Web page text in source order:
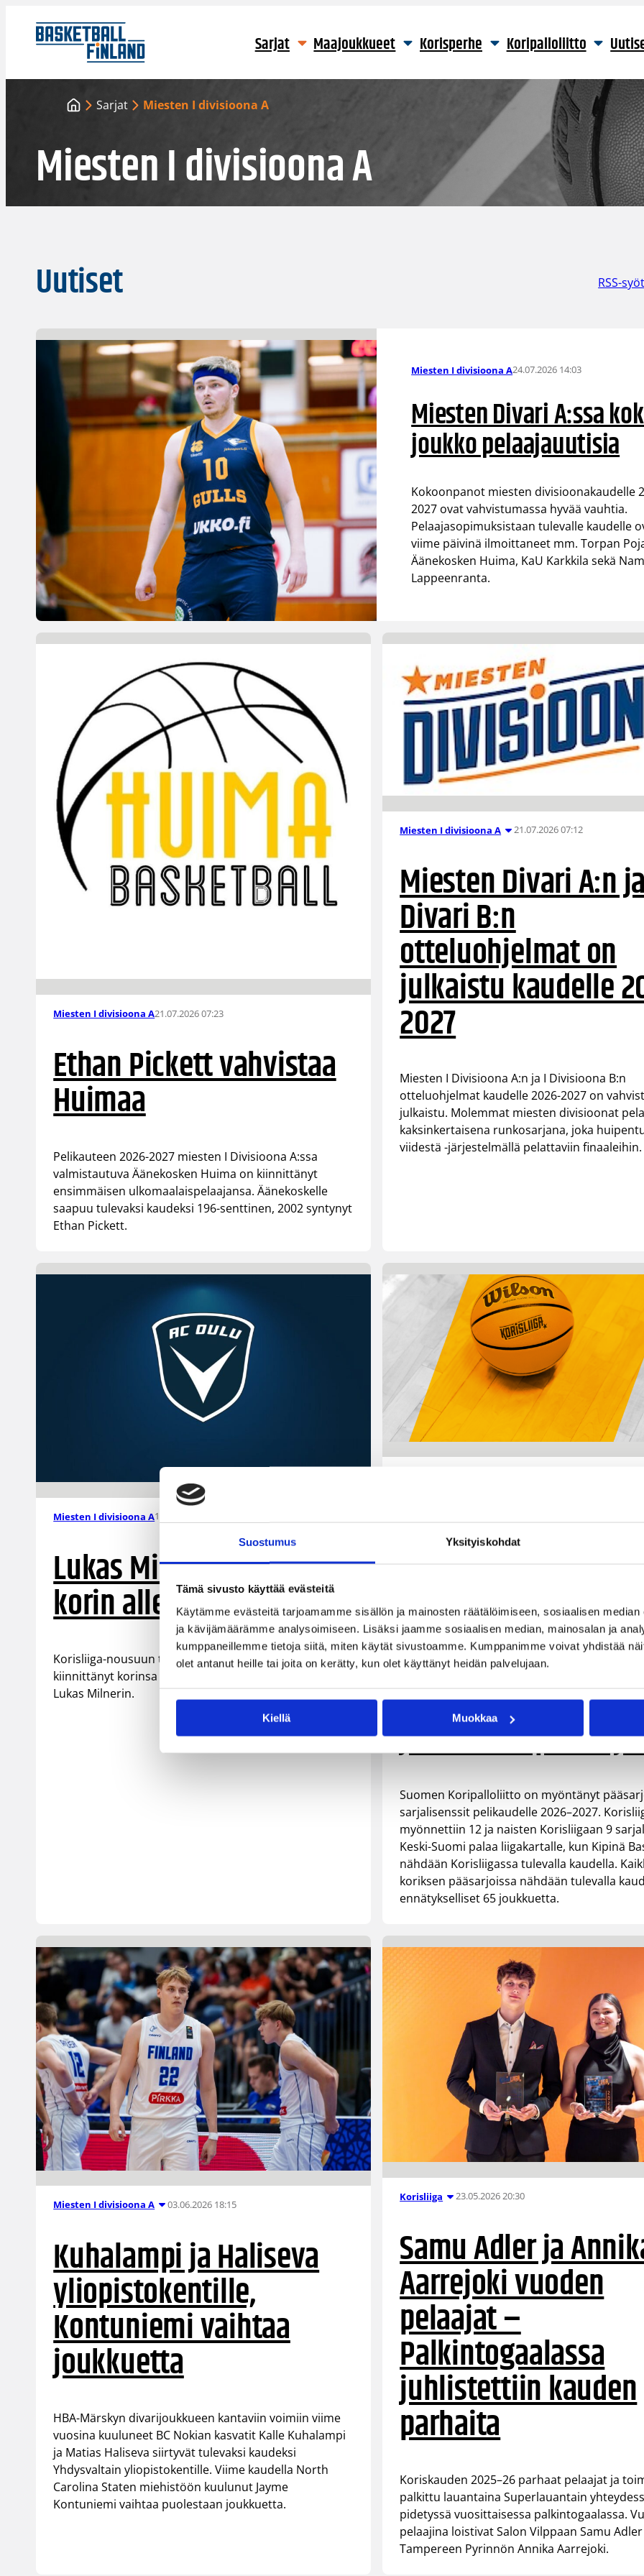
Suostumus Yksityiskohdat
Tämä sivusto käyttää evästeitä
Käytämme evästeitä tarjoamamme sisällön ja mainosten räätälöimiseen, sosiaalisen
ja kävijämäärämme analysoimiseen. Lisäksi jaamme sosiaalisen median, mainosalan ja
kumppaneillemme tietoja siitä, miten käytät sivustoamme. Kumppanimme voivat yhdistää
olet antanut heille tai joita on kerätty, kun olet käyttänyt heidän palvelujaan.
Kiellä Muokkaa
sisältöön
Sarjat Maajoukkueet Korisperhe Koripalloliitto
Sarjat Miesten I divisioona A
Miesten I divisioona A
Uutiset RSS-
Miesten I divisioona A24.07.2026 14:03
Miesten Divari A:ssa
joukko pelaajauutisia
Kokoonpanot miesten divisioonakaudelle
2027 ovat vahvistumassa hyvää vauhtia.
Pelaajasopimuksistaan tulevalle kaudelle
viime päivinä ilmoittaneet mm. Torpan
Äänekosken Huima, KaU Karkkila sekä
Lappeenranta.
Miesten I divisioona A21.07.2026 07:23
Ethan Pickett vahvistaa
Huimaa
Pelikauteen 2026-2027 miesten I Divisioona A:ssa
valmistautuva Äänekosken Huima on kiinnittänyt
ensimmäisen ulkomaalaispelaajansa. Äänekoskelle
saapuu tulevaksi kaudeksi 196-senttinen, 2002 syntynyt
Ethan Pickett.
Miesten I divisioona A 21.07.2026 07:12
Miesten Divari A:n
Divari B:n
otteluohjelmat on
julkaistu kaudelle
2027
Miesten I Divisioona A:n ja I Divisioona B:n
otteluohjelmat kaudelle 2026-2027 on
julkaistu. Molemmat miesten divisioonat
kaksinkertaisena runkosarjana, joka
viidestä -järjestelmällä pelattaviin finaaleihin.
Miesten I divisioona A19.07.2026 11:12
Lukas Milner AC Oulun
korin alle
Korisliiga-nousuun tähtäävä AC Oulu Basket on
kiinnittänyt korinsa alle 208-senttisen, 26-vuotiaan
Lukas Milnerin.
Pääsarjojen
sarjalisenssit
2026–2027
Keski-Suomi palaa
liigakartalle –
ennätysmäärä
joukkueita
Suomen Koripalloliitto on myöntänyt
sarjalisenssit pelikaudelle 2026–2027.
myönnettiin 12 ja naisten Korisliigaan 9
Keski-Suomi palaa liigakartalle, kun Kipinä
nähdään Korisliigassa tulevalla kaudella.
koriksen pääsarjoissa nähdään tulevalla
ennätykselliset 65 joukkuetta.
Miesten I divisioona A 03.06.2026 18:15
Kuhalampi ja Haliseva
yliopistokentille,
Kontuniemi vaihtaa
joukkuetta
HBA-Märskyn divarijoukkueen kantaviin voimiin viime
vuosina kuuluneet BC Nokian kasvatit Kalle Kuhalampi
ja Matias Haliseva siirtyvät tulevaksi kaudeksi
Yhdysvaltain yliopistokentille. Viime kaudella North
Carolina Staten miehistöön kuulunut Jayme
Kontuniemi vaihtaa puolestaan joukkuetta.
Korisliiga 23.05.2026 20:30
Samu Adler ja
Aarrejoki vuoden
pelaajat –
Palkintogaalassa
juhlistettiin kauden
parhaita
Koriskauden 2025–26 parhaat pelaajat ja
palkittu lauantaina Superlauantain
pidetyssä vuosittaisessa palkintogaalassa.
pelaajina loistivat Salon Vilppaan Samu
Tampereen Pyrinnön Annika Aarrejoki.